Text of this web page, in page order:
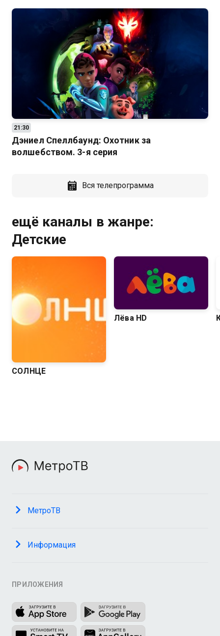
21:30
Дэниел Спеллбаунд: Охотник за
волшебством. 3-я серия
Вся телепрограмма
ещё каналы в жанре:
Детские
СОЛНЦЕ
Лёва HD
МетроТВ
Информация
ПРИЛОЖЕНИЯ